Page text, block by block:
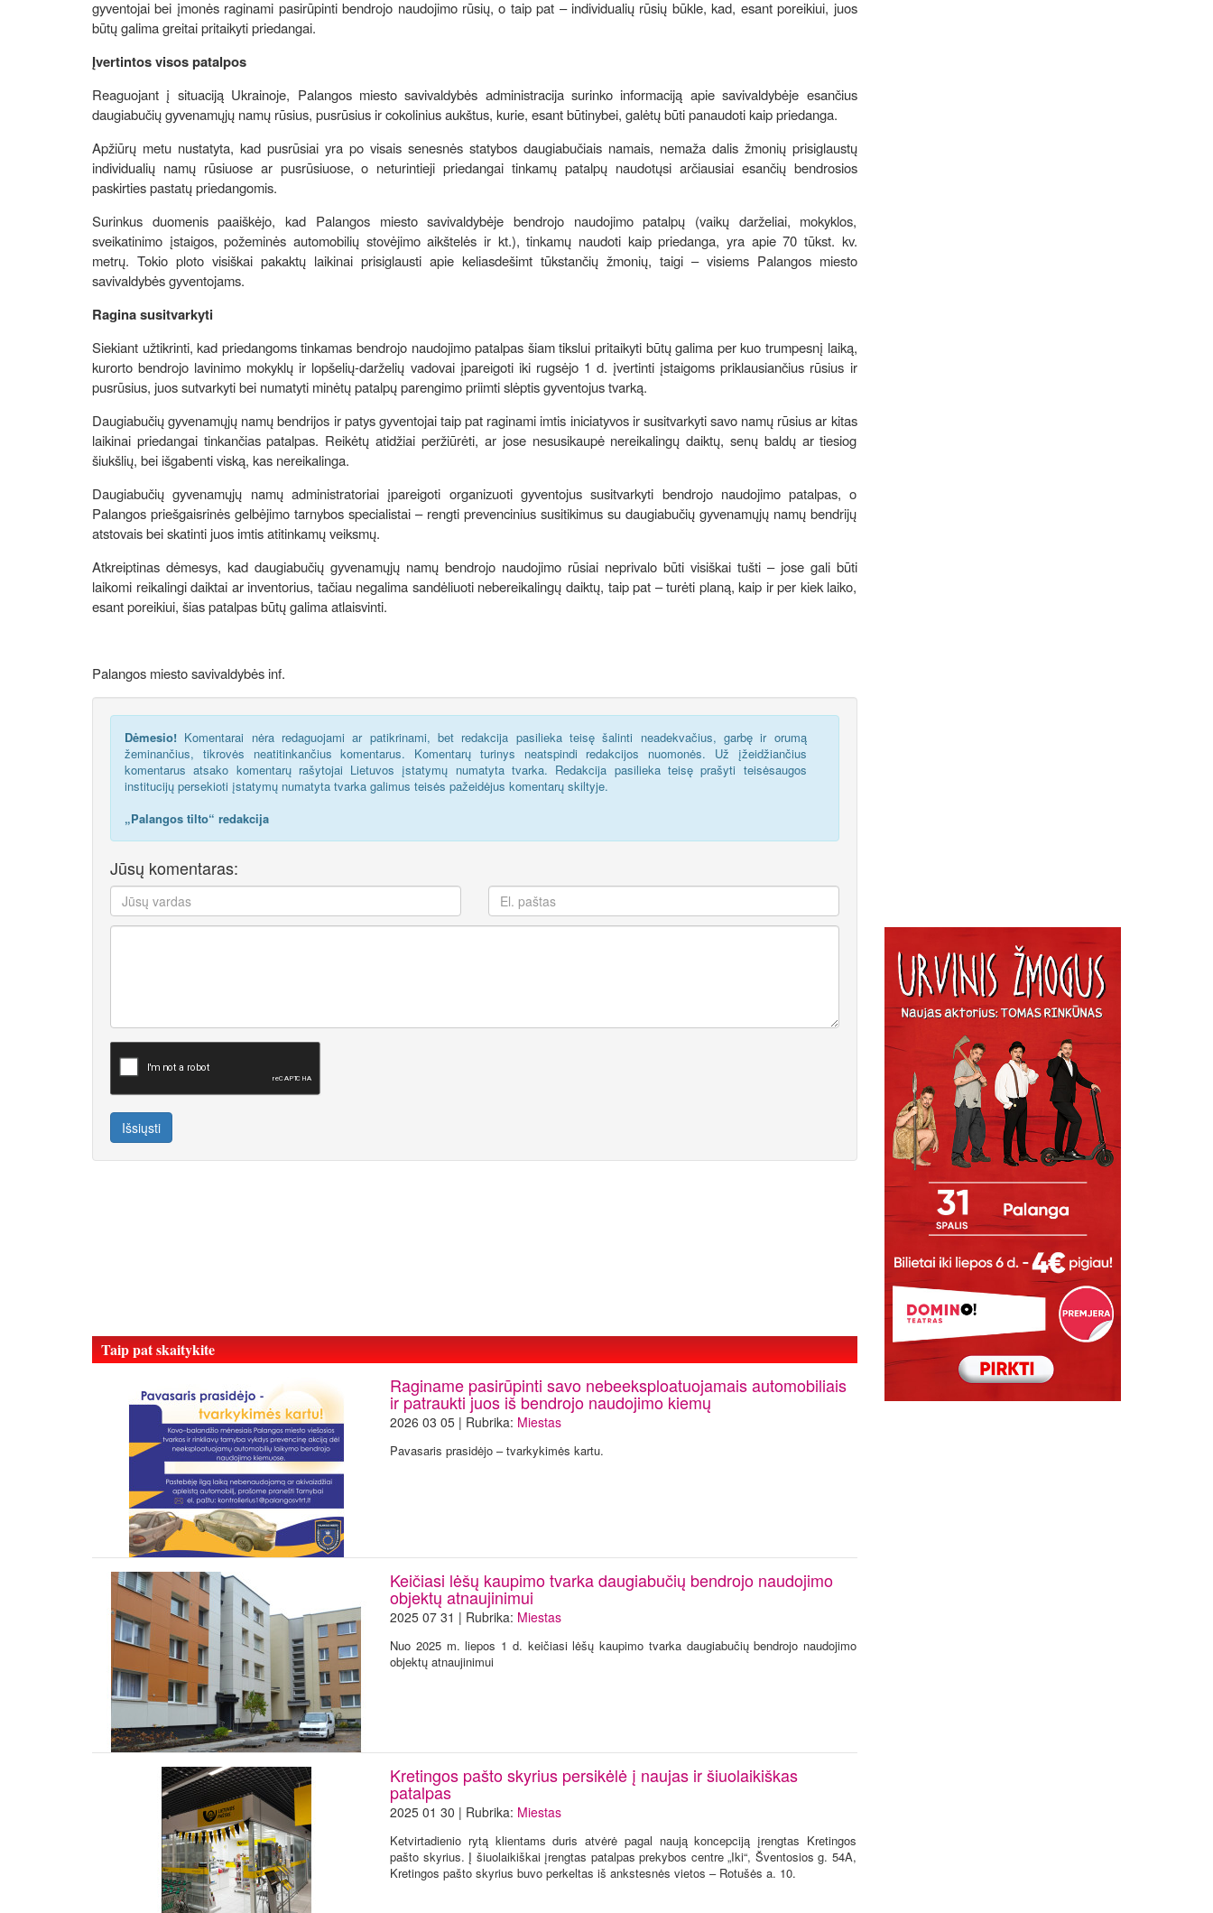
gyventojai bei įmonės raginami pasirūpinti bendrojo naudojimo rūsių, o taip pat – individualių rūsių būkle, kad, esant poreikiui, juos
būtų galima greitai pritaikyti priedangai.
Įvertintos visos patalpos
Reaguojant į situaciją Ukrainoje, Palangos miesto savivaldybės administracija surinko informaciją apie savivaldybėje esančius
daugiabučių gyvenamųjų namų rūsius, pusrūsius ir cokolinius aukštus, kurie, esant būtinybei, galėtų būti panaudoti kaip priedanga.
Apžiūrų metu nustatyta, kad pusrūsiai yra po visais senesnės statybos daugiabučiais namais, nemaža dalis žmonių prisiglaustų
individualių namų rūsiuose ar pusrūsiuose, o neturintieji priedangai tinkamų patalpų naudotųsi arčiausiai esančių bendrosios
paskirties pastatų priedangomis.
Surinkus duomenis paaiškėjo, kad Palangos miesto savivaldybėje bendrojo naudojimo patalpų (vaikų darželiai, mokyklos,
sveikatinimo įstaigos, požeminės automobilių stovėjimo aikštelės ir kt.), tinkamų naudoti kaip priedanga, yra apie 70 tūkst. kv.
metrų. Tokio ploto visiškai pakaktų laikinai prisiglausti apie keliasdešimt tūkstančių žmonių, taigi – visiems Palangos miesto
savivaldybės gyventojams.
Ragina susitvarkyti
Siekiant užtikrinti, kad priedangoms tinkamas bendrojo naudojimo patalpas šiam tikslui pritaikyti būtų galima per kuo trumpesnį laiką,
kurorto bendrojo lavinimo mokyklų ir lopšelių-darželių vadovai įpareigoti iki rugsėjo 1 d. įvertinti įstaigoms priklausiančius rūsius ir
pusrūsius, juos sutvarkyti bei numatyti minėtų patalpų parengimo priimti slėptis gyventojus tvarką.
Daugiabučių gyvenamųjų namų bendrijos ir patys gyventojai taip pat raginami imtis iniciatyvos ir susitvarkyti savo namų rūsius ar kitas
laikinai priedangai tinkančias patalpas. Reikėtų atidžiai peržiūrėti, ar jose nesusikaupė nereikalingų daiktų, senų baldų ar tiesiog
šiukšlių, bei išgabenti viską, kas nereikalinga.
Daugiabučių gyvenamųjų namų administratoriai įpareigoti organizuoti gyventojus susitvarkyti bendrojo naudojimo patalpas, o
Palangos priešgaisrinės gelbėjimo tarnybos specialistai – rengti prevencinius susitikimus su daugiabučių gyvenamųjų namų bendrijų
atstovais bei skatinti juos imtis atitinkamų veiksmų.
Atkreiptinas dėmesys, kad daugiabučių gyvenamųjų namų bendrojo naudojimo rūsiai neprivalo būti visiškai tušti – jose gali būti
laikomi reikalingi daiktai ar inventorius, tačiau negalima sandėliuoti nebereikalingų daiktų, taip pat – turėti planą, kaip ir per kiek laiko,
esant poreikiui, šias patalpas būtų galima atlaisvinti.
Palangos miesto savivaldybės inf.
Dėmesio! Komentarai nėra redaguojami ar patikrinami, bet redakcija pasilieka teisę šalinti neadekvačius, garbę ir orumą
žeminančius, tikrovės neatitinkančius komentarus. Komentarų turinys neatspindi redakcijos nuomonės. Už įžeidžiančius
komentarus atsako komentarų rašytojai Lietuvos įstatymų numatyta tvarka. Redakcija pasilieka teisę prašyti teisėsaugos
institucijų persekioti įstatymų numatyta tvarka galimus teisės pažeidėjus komentarų skiltyje.
„Palangos tilto“ redakcija
Jūsų komentaras:
Išsiųsti
Taip pat skaitykite
Raginame pasirūpinti savo nebeeksploatuojamais automobiliais
ir patraukti juos iš bendrojo naudojimo kiemų
2026 03 05 | Rubrika: Miestas
Pavasaris prasidėjo – tvarkykimės kartu.
Keičiasi lėšų kaupimo tvarka daugiabučių bendrojo naudojimo
objektų atnaujinimui
2025 07 31 | Rubrika: Miestas
Nuo 2025 m. liepos 1 d. keičiasi lėšų kaupimo tvarka daugiabučių bendrojo naudojimo
objektų atnaujinimui
Kretingos pašto skyrius persikėlė į naujas ir šiuolaikiškas
patalpas
2025 01 30 | Rubrika: Miestas
Ketvirtadienio rytą klientams duris atvėrė pagal naują koncepciją įrengtas Kretingos
pašto skyrius. Į šiuolaikiškai įrengtas patalpas prekybos centre „Iki“, Šventosios g. 54A,
Kretingos pašto skyrius buvo perkeltas iš ankstesnės vietos – Rotušės a. 10.